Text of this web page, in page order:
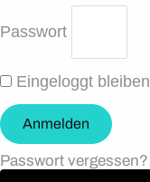
Passwort
Eingeloggt bleiben
Anmelden
Passwort vergessen?